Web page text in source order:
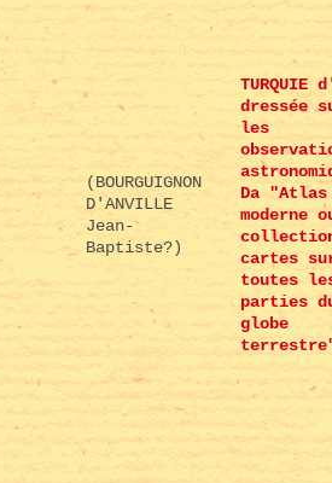
(BOURGUIGNON
D'ANVILLE
Jean-
Baptiste?)
TURQUIE
dressée
les
Da "Atlas
moderne
cartes
toutes
parties
globe